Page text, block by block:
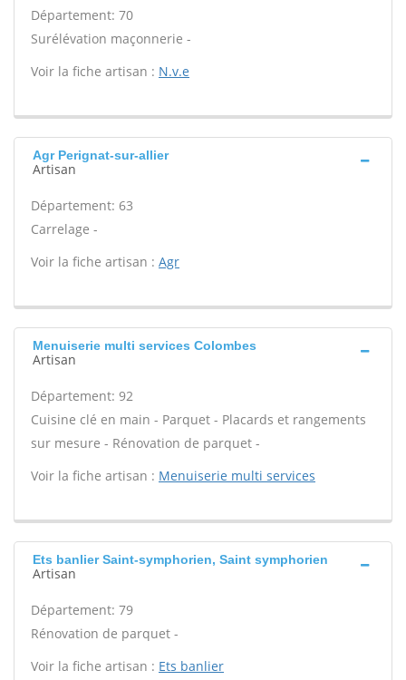
Département: 70
Surélévation maçonnerie -
Voir la fiche artisan : N.v.e
Agr Perignat-sur-allier
Artisan
Département: 63
Carrelage -
Voir la fiche artisan : Agr
Menuiserie multi services Colombes
Artisan
Département: 92
Cuisine clé en main - Parquet - Placards et rangements
sur mesure - Rénovation de parquet -
Voir la fiche artisan : Menuiserie multi services
Ets banlier Saint-symphorien, Saint symphorien
Artisan
Département: 79
Rénovation de parquet -
Voir la fiche artisan : Ets banlier